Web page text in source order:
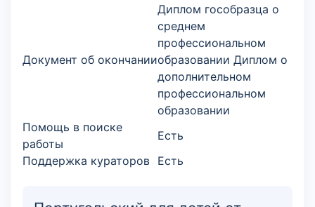
Документ об окончании
Диплом гособразца о
среднем
профессиональном
образовании Диплом о
дополнительном
профессиональном
образовании
Помощь в поиске
работы
Есть
Поддержка кураторов Есть